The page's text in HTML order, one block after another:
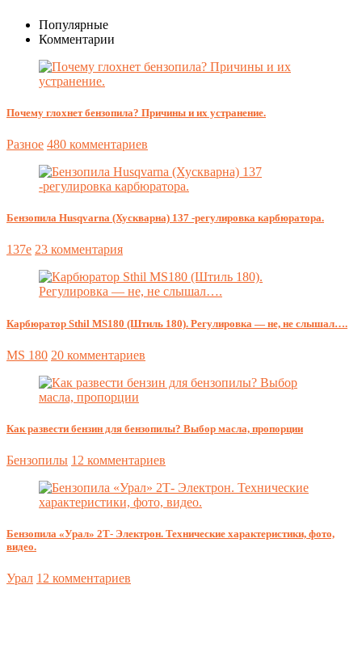
Популярные
Комментарии
Почему глохнет бензопила? Причины и их устранение.
Разное 480 комментариев
Бензопила Husqvarna (Хускварна) 137 -регулировка карбюратора.
137e 23 комментария
Карбюратор Sthil MS180 (Штиль 180). Регулировка — не, не слышал….
MS 180 20 комментариев
Как развести бензин для бензопилы? Выбор масла, пропорции
Бензопилы 12 комментариев
Бензопила «Урал» 2Т- Электрон. Технические характеристики, фото,
видео.
Урал 12 комментариев